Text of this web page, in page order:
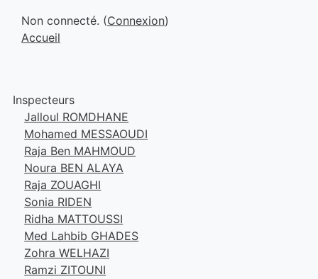
Non connecté. (Connexion)
Accueil
Inspecteurs
Jalloul ROMDHANE
Mohamed MESSAOUDI
Raja Ben MAHMOUD
Noura BEN ALAYA
Raja ZOUAGHI
Sonia RIDEN
Ridha MATTOUSSI
Med Lahbib GHADES
Zohra WELHAZI
Ramzi ZITOUNI